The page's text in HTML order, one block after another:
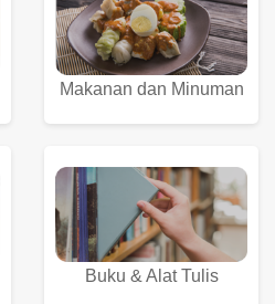
Makanan dan Minuman
Buku & Alat Tulis